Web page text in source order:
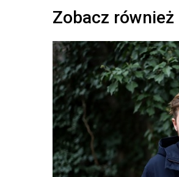
Zobacz również